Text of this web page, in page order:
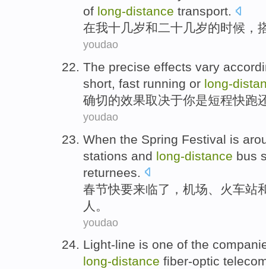
of long-distance transport.
在我十几岁和二十几岁的时候，
youdao
The precise effects vary
short, fast running or long-
确切的效果取决于你是短程快跑
youdao
When the Spring Festival is
stations and long-distance bus
returnees
春节快要来临了， 机场 火车站
人。
youdao
Light-line is one of the
long-distance fiber-optic